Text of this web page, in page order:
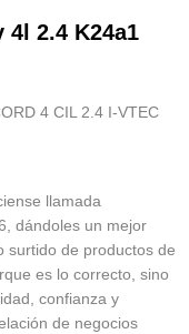
2.4 K24a1
4 CIL 2.4 I-VTEC
llamada
dándoles un mejor
surtido de productos de
es lo correcto, sino
confianza y
de negocios